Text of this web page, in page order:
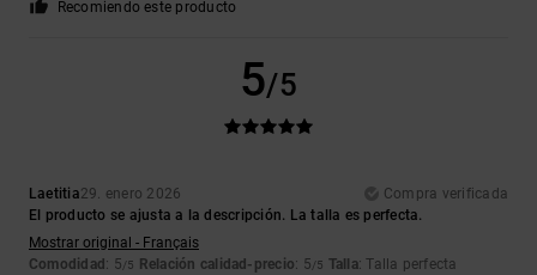
Recomiendo este producto
5/5
Laetitia29. enero 2026
Compra verificada
El producto se ajusta a la descripción. La talla es perfecta.
Mostrar original - Français
Comodidad : 5/5 Relación calidad-precio: 5/5 Talla: Talla perfecta